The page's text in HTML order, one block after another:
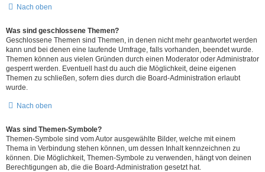
Nach oben
Was sind geschlossene Themen?
Geschlossene Themen sind Themen, in denen nicht mehr geantwortet werden
kann und bei denen eine laufende Umfrage, falls vorhanden, beendet wurde.
Themen können aus vielen Gründen durch einen Moderator oder Administrator
gesperrt werden. Eventuell hast du auch die Möglichkeit, deine eigenen
Themen zu schließen, sofern dies durch die Board-Administration erlaubt
wurde.
Nach oben
Was sind Themen-Symbole?
Themen-Symbole sind vom Autor ausgewählte Bilder, welche mit einem
Thema in Verbindung stehen können, um dessen Inhalt kennzeichnen zu
können. Die Möglichkeit, Themen-Symbole zu verwenden, hängt von deinen
Berechtigungen ab, die die Board-Administration gesetzt hat.